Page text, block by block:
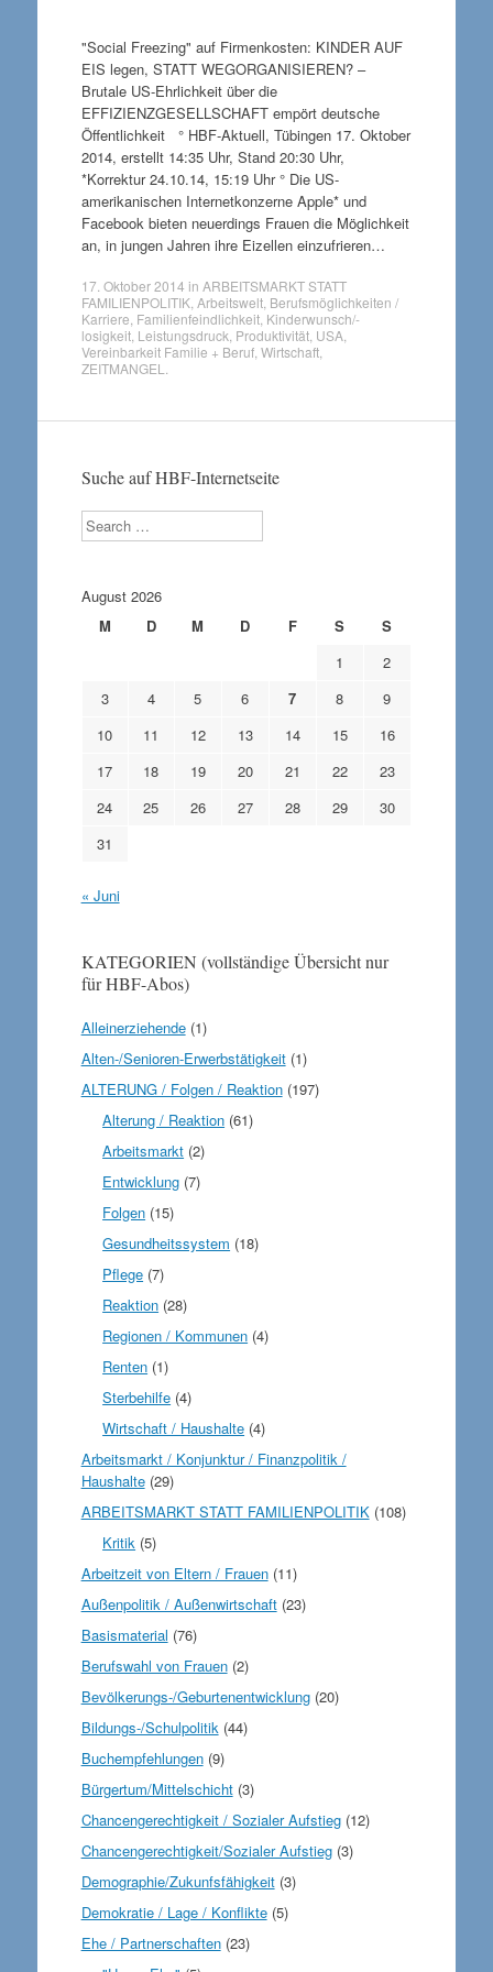
"Social Freezing" auf Firmenkosten: KINDER AUF
EIS legen, STATT WEGORGANISIEREN? –
Brutale US-Ehrlichkeit über die
EFFIZIENZGESELLSCHAFT empört deutsche
Öffentlichkeit ° HBF-Aktuell, Tübingen 17. Oktober
2014, erstellt 14:35 Uhr, Stand 20:30 Uhr,
*Korrektur 24.10.14, 15:19 Uhr ° Die US-
amerikanischen Internetkonzerne Apple* und
Facebook bieten neuerdings Frauen die Möglichkeit
an, in jungen Jahren ihre Eizellen einzufrieren…
17. Oktober 2014 in ARBEITSMARKT STATT
FAMILIENPOLITIK, Arbeitswelt, Berufsmöglichkeiten /
Karriere Familienfeindlichkeit, Kinderwunsch/-
losigkeit, Leistungsdruck Produktivität, USA,
Vereinbarkeit Familie + Beruf, Wirtschaft,
ZEITMANGEL
Suche auf HBF-Internetseite
Search
August 2026
M
D M D F S
S
1
2
3
4 5 6 7 8
9
10
11 12 13 14 15
16
17
18 19 20 21 22
23
24
25 26 27 28 29
30
31
« Juni
KATEGORIEN (vollständige Übersicht nur
für HBF-Abos)
Alleinerziehende(1)
Alten-/Senioren-Erwerbstätigkeit(1)
ALTERUNG / Folgen / Reaktion(197)
Alterung / Reaktion (61)
Arbeitsmarkt (2)
Entwicklung (7)
Folgen (15)
Gesundheitssystem (18)
Pflege (7)
Reaktion (28)
Regionen / Kommunen (4)
Renten (1)
Sterbehilfe (4)
Wirtschaft / Haushalte (4)
Arbeitsmarkt / Konjunktur / Finanzpolitik /
Haushalte(29)
ARBEITSMARKT STATT FAMILIENPOLITIK(108)
Kritik (5)
Arbeitzeit von Eltern / Frauen(11)
Außenpolitik / Außenwirtschaft(23)
Basismaterial (76)
Berufswahl von Frauen(2)
Bevölkerungs-/Geburtenentwicklung(20)
Bildungs-/Schulpolitik(44)
Buchempfehlungen(9)
Bürgertum/Mittelschicht(3)
Chancengerechtigkeit / Sozialer Aufstieg(12)
Chancengerechtigkeit/Sozialer Aufstieg(3)
Demographie/Zukunfsfähigkeit(3)
Demokratie / Lage / Konflikte(5)
Ehe / Partnerschaften(23)